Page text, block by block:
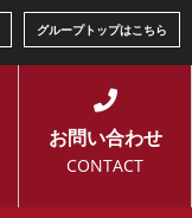
グループトップはこちら
お問い合わせ
CONTACT